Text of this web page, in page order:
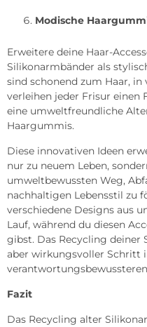
Modische
Erweitere deine Haar-
Silikonarmbänder als
sind schonend zum Haar,
verleihen jeder Frisur einen
eine umweltfreundliche
Haargummis.
Diese innovativen Ideen
nur zu neuem Leben,
umweltbewussten Weg,
nachhaltigen Lebensstil zu
verschiedene Designs aus
Lauf, während du diesen
gibst. Das Recycling deiner
aber wirkungsvoller Schritt
Fazit
Das Recycling alter